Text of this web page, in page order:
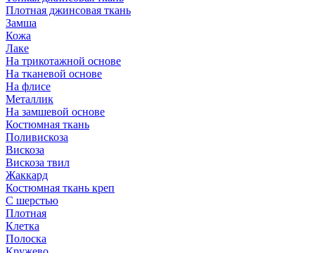
Плотная джинсовая ткань
Замша
Кожа
Лаке
На трикотажной основе
На тканевой основе
На флисе
Металлик
На замшевой основе
Костюмная ткань
Поливискоза
Вискоза
Вискоза твил
Жаккард
Костюмная ткань креп
С шерстью
Плотная
Клетка
Полоска